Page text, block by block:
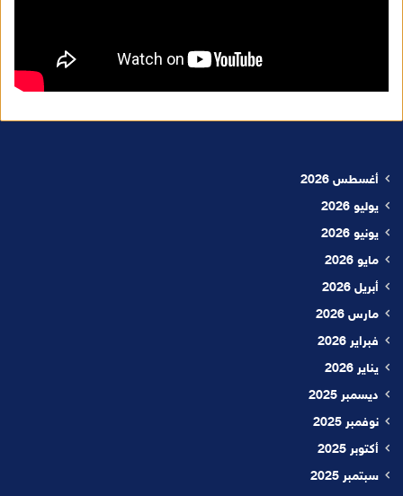
أغسطس 2026
يوليو 2026
يونيو 2026
مايو 2026
أبريل 2026
مارس 2026
فبراير 2026
يناير 2026
ديسمبر 2025
نوفمبر 2025
أكتوبر 2025
سبتمبر 2025